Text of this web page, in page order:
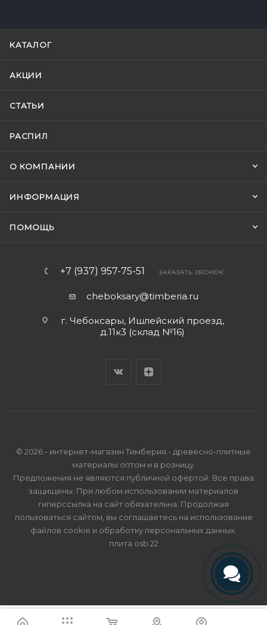
КАТАЛОГ
АКЦИИ
СТАТЬИ
РАСПИЛ
О КОМПАНИИ
ИНФОРМАЦИЯ
ПОМОЩЬ
+7 (937) 957-75-51 ЗАКАЗАТЬ ЗВОНОК
cheboksary@timberia.ru
г. Чебоксары, Ишлейский проезд,
д.11к3 (склад №16)
© 2026 - интернет-магазин Тимберия - древесно-плитные
материалы оптом и в розницу.
Предложения не являются публичной офертой. Все права
защищены. При любом использовании материалов
гиперссылка на сайт обязательна. Продолжая
пользоваться сайтом, вы соглашаетесь на использование
файлов cookie и обработку персональных данных
плита osb 22